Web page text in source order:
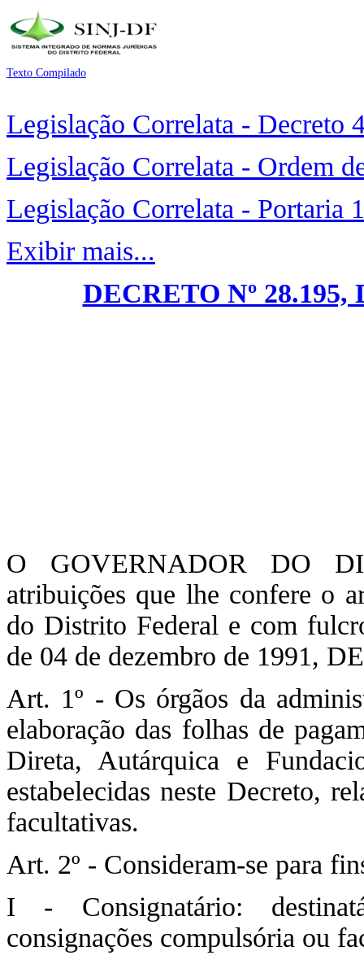
Texto Compilado
Legislação Correlata - Decreto
Legislação Correlata - Ordem
Legislação Correlata - Portaria
Exibir mais...
DECRETO Nº 28.195,
O GOVERNADOR DO
atribuições que lhe confere o
do Distrito Federal e com
de 04 de dezembro de 1991,
Art. 1º - Os órgãos da
elaboração das folhas de
Direta, Autárquica e
estabelecidas neste Decreto,
facultativas.
Art. 2º - Consideram-se para
I - Consignatário:
consignações compulsória ou